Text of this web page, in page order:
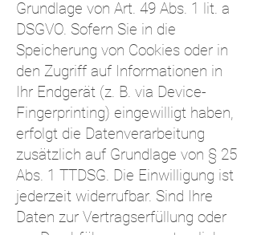
Grundlage von Art. 49 Abs. 1 lit. a
DSGVO. Sofern Sie in die
Speicherung von Cookies oder in
den Zugriff auf Informationen in
Ihr Endgerät (z. B. via Device-
Fingerprinting) eingewilligt haben,
erfolgt die Datenverarbeitung
zusätzlich auf Grundlage von § 25
Abs. 1 TTDSG. Die Einwilligung ist
jederzeit widerrufbar. Sind Ihre
Daten zur Vertragserfüllung oder